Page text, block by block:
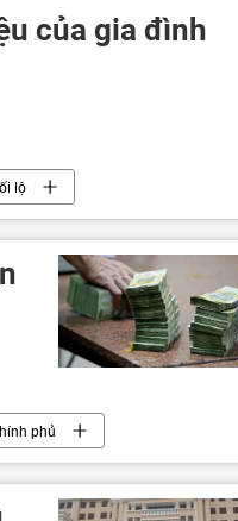
của gia đình
lộ
phủ